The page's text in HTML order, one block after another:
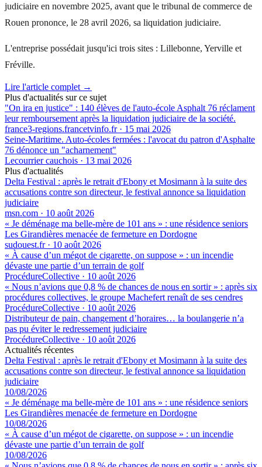
judiciaire en novembre 2025, avant que le tribunal de commerce de
Rouen prononce, le 28 avril 2026, sa liquidation judiciaire.
L'entreprise possédait jusqu'ici trois sites : Lillebonne, Yerville et
Fréville.
Lire l'article complet →
Plus d'actualités sur ce sujet
"On ira en justice" : 140 élèves de l'auto-école Asphalt 76 réclament
leur remboursement après la liquidation judiciaire de la société.
france3-regions.francetvinfo.fr· 15 mai 2026
Seine-Maritime. Auto-écoles fermées : l'avocat du patron d'Asphalte
76 dénonce un "acharnement"
Lecourrier cauchois · 13 mai 2026
Plus d'actualités
Delta Festival : après le retrait d'Ebony et Mosimann à la suite des
accusations contre son directeur, le festival annonce sa liquidation
judiciaire
msn.com · 10 août 2026
« Je déménage ma belle-mère de 101 ans » : une résidence seniors
Les Girandières menacée de fermeture en Dordogne
sudouest.fr· 10 août 2026
« À cause d’un mégot de cigarette, on suppose » : un incendie
dévaste une partie d’un terrain de golf
ProcédureCollective · 10 août 2026
« Nous n’avions que 0,8 % de chances de nous en sortir » : après six
procédures collectives, le groupe Machefert renaît de ses cendres
ProcédureCollective · 10 août 2026
Distributeur de pain, changement d’horaires… la boulangerie n’a
pas pu éviter le redressement judiciaire
ProcédureCollective · 10 août 2026
Actualités récentes
Delta Festival : après le retrait d'Ebony et Mosimann à la suite des
accusations contre son directeur, le festival annonce sa liquidation
judiciaire
10/08/2026
« Je déménage ma belle-mère de 101 ans » : une résidence seniors
Les Girandières menacée de fermeture en Dordogne
10/08/2026
« À cause d’un mégot de cigarette, on suppose » : un incendie
dévaste une partie d’un terrain de golf
10/08/2026